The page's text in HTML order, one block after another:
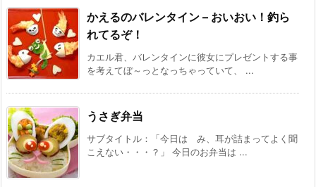
かえるのバレンタイン – おいおい！釣ら
れてるぞ！
カエル君、バレンタインに彼女にプレゼントする事
を考えてぼ～っとなっちゃっていて、 ...
うさぎ弁当
サブタイトル：「今日は み、耳が詰まってよく聞
こえない・・・？」 今日のお弁当は ...